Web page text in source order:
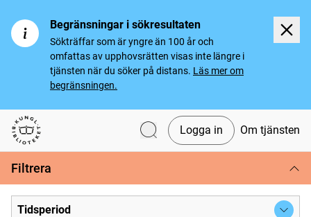
Begränsningar i sökresultaten
Sökträffar som är yngre än 100 år och
omfattas av upphovsrätten visas inte längre i
tjänsten när du söker på distans. Läs mer om
begränsningen.
Svenska tidningar
Logga in Om tjänsten
Filtrera
Tidsperiod